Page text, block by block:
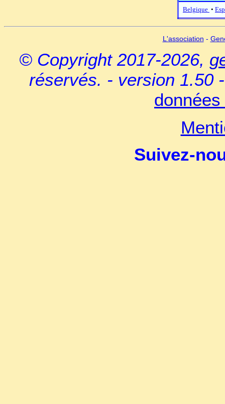
Belgique •
L'association -
© Copyright 2017-2026,
réservés. - version 1.50
Suivez-